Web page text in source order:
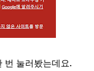
번 눌러봤는데요.